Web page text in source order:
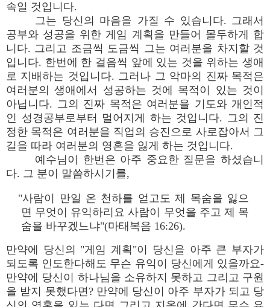
속일 것입니다.
그는 당신의 마음을 가질 수 있습니다. 그래서
공부와 성공을 위한 게임 계획을 만들어 몰두하게 합
니다. 그리고 조금씩 도금씩 그는 여러분을 차지할 것
입니다. 한번에 한 걸음씩 앞에 있는 것을 위하는 생애
로 지배하는 것입니다. 그러나 그 악마의 진짜 목적은
여러분의 생애에서 성공하는 것에 목적이 있는 것이
아닙니다. 그의 진짜 목적은 여러분을 기도와 개인적
인 성경공부로부터 멀어지게 하는 것입니다. 그의 진
정한 목적은 여러분을 직업의 승진으로 사로잡아서 그
길을 따라 여러분의 영혼을 잃게 하는 것입니다.
예수님이 한번은 아주 중요한 질문을 하셨습니
다. 그 분이 말씀하시기를,
"사람이 만일 온 천하를 얻고도 제 목숨을 잃으
면 무엇이 유익하리요 사람이 무엇을 주고 제 목
숨을 바꾸겠느냐"(마태복음 16:26).
만약에 당신의 "게임 계획"이 당신을 아주 큰 부자가
되도록 인도한다해도 무슨 유익이 당신에게 있을까요-
만약에 당신이 하나님을 소유하지 못하고 그리고 구원
을 받지 못했다면? 만약에 당신이 아주 부자가 되고 당